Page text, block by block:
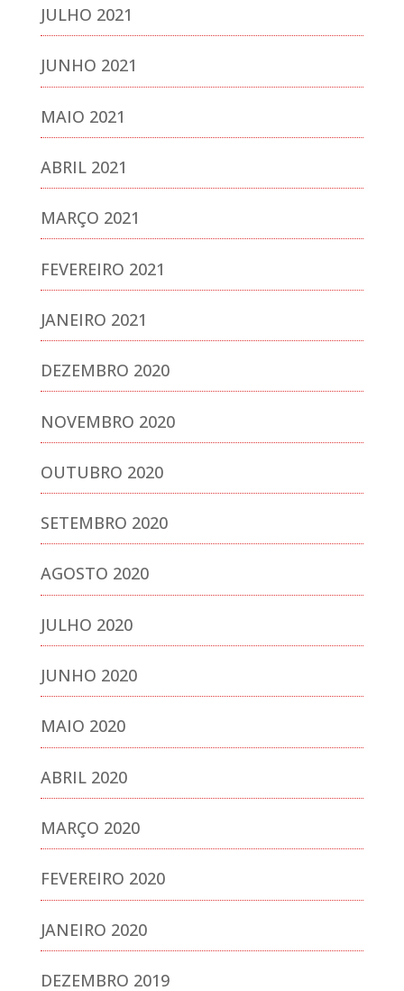
JULHO 2021
JUNHO 2021
MAIO 2021
ABRIL 2021
MARÇO 2021
FEVEREIRO 2021
JANEIRO 2021
DEZEMBRO 2020
NOVEMBRO 2020
OUTUBRO 2020
SETEMBRO 2020
AGOSTO 2020
JULHO 2020
JUNHO 2020
MAIO 2020
ABRIL 2020
MARÇO 2020
FEVEREIRO 2020
JANEIRO 2020
DEZEMBRO 2019